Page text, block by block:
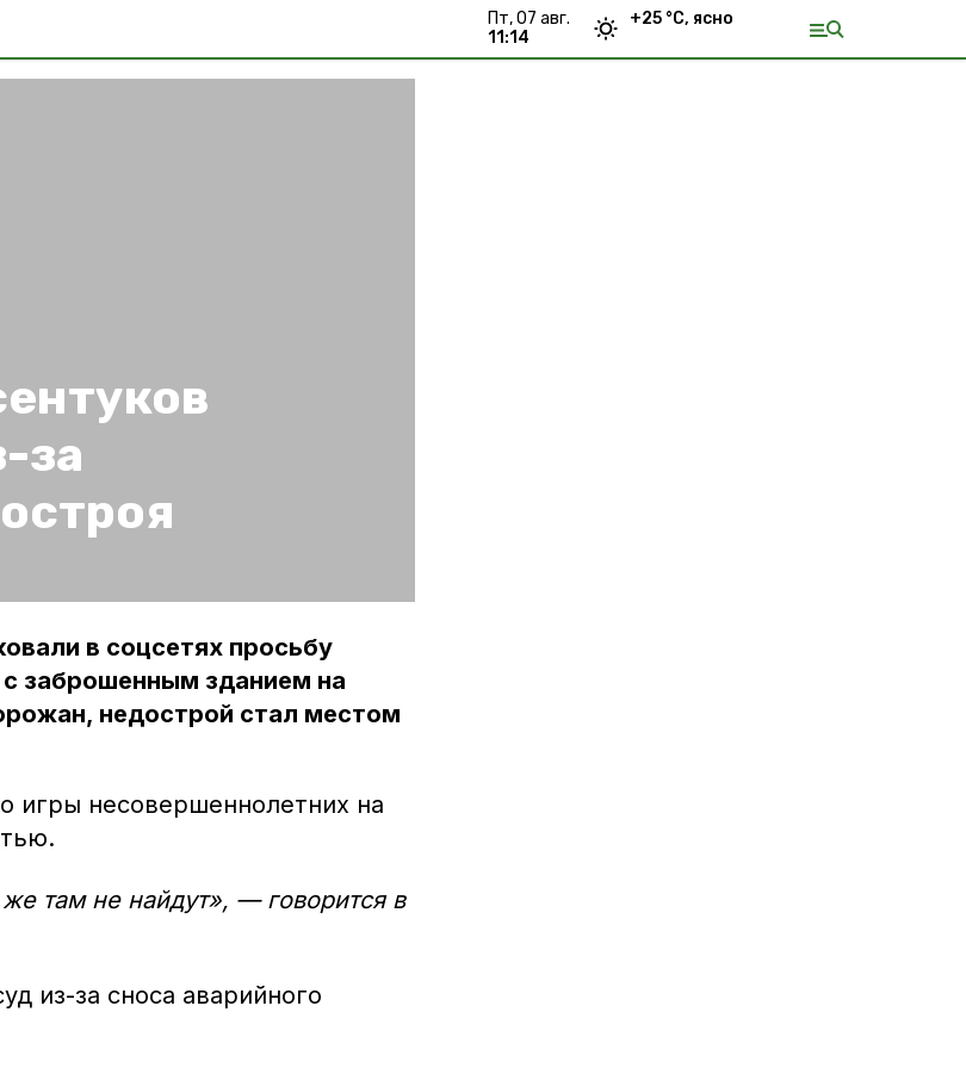
пт, 07 авг.
11:14
+25 °С, ясно
за
в соцсетях просьбу
заброшенным зданием на
недострой стал местом
игры несовершеннолетних на
там не найдут», — говорится в
из-за сноса аварийного